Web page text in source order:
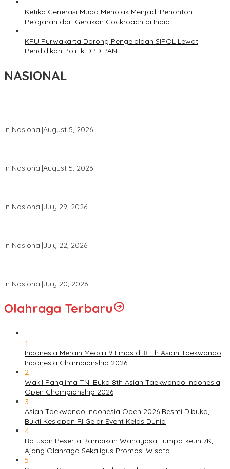
Ketika Generasi Muda Menolak Menjadi Penonton
Pelajaran dari Gerakan Cockroach di India
KPU Purwakarta Dorong Pengelolaan SIPOL Lewat
Pendidikan Politik DPD PAN
NASIONAL
In Nasional|August 5, 2026
In Nasional|August 5, 2026
In Nasional|July 29, 2026
In Nasional|July 22, 2026
In Nasional|July 20, 2026
Olahraga Terbaru
1
Indonesia Meraih Medali 9 Emas di 8 Th Asian Taekwondo
Indonesia Championship 2026
2
Wakil Panglima TNI Buka 8th Asian Taekwondo Indonesia
Open Championship 2026
3
Asian Taekwondo Indonesia Open 2026 Resmi Dibuka,
Bukti Kesiapan RI Gelar Event Kelas Dunia
4
Ratusan Peserta Ramaikan Wanayasa Lumpatkeun 7K,
Ajang Olahraga Sekaligus Promosi Wisata
5